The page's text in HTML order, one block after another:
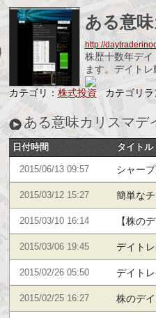
み
ん
な
の
お
金
儲
け
ア
ン
テ
ナ
ある意
http://
株歴十数年デ
ます。デイト
カテゴリ： 株式投資 カテゴリ
ある意味カリスマデ
日付時間 タイトル
2015/06/13 09:57 シャー
2015/03/12 15:27 簡単な
2015/03/10 16:14 【株の
2015/03/06 19:45 デイト
2015/02/26 05:50 デイト
2015/02/25 16:27 株のデ